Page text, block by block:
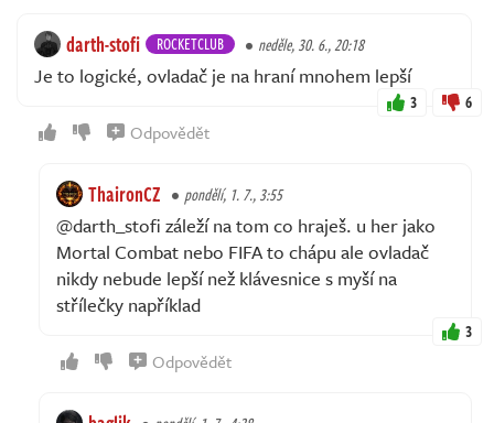
darth-stofi ROCKETCLUB neděle, 30. 6., 20:18
Je to logické, ovladač je na hraní mnohem lepší
3 6
Odpovědět
ThaironCZ pondělí, 1. 7., 3:55
@darth_stofi záleží na tom co hraješ. u her jako
Mortal Combat nebo FIFA to chápu ale ovladač
nikdy nebude lepší než klávesnice s myší na
střílečky například
3
Odpovědět